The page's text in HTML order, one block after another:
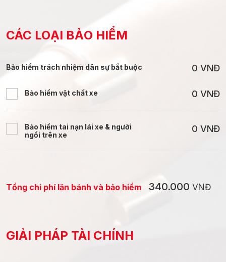
CÁC LOẠI BẢO HIỂM
Bảo hiểm trách nhiệm dân sự bắt buộc 0 VNĐ
Bảo hiểm vật chất xe 0 VNĐ
Bảo hiểm tai nạn lái xe & người
ngồi trên xe
0 VNĐ
Tổng chi phí lăn bánh và bảo hiểm 340.000 VNĐ
GIẢI PHÁP TÀI CHÍNH